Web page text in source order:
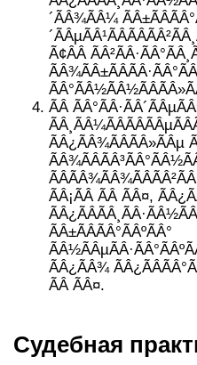
´ÃÂ¾ÃÂ¼
Ã¢ÂÂ
ÃÂ
ÃÂ¿ÃÂ¾ÃÂÃÂ»ÃÂµ
ÃÂ¡ÃÂ ÃÂ ÃÂ¤,
ÃÂ±ÃÂÃÂ°ÃÂºÃÂ°
ÃÂ¿ÃÂ¾
ÃÂ ÃÂ¤.
Судебная